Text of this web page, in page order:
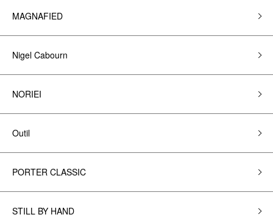
MAGNAFIED
Nigel Cabourn
NORIEI
Outil
PORTER CLASSIC
STILL BY HAND